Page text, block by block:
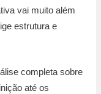
vai muito além
estrutura e
completa sobre
até os